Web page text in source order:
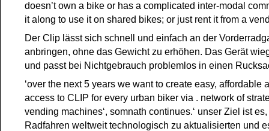
doesn’t own a bike or has a complicated inter-modal
it along to use it on shared bikes; or just rent it from a
Der Clip lässt sich schnell und einfach an der
anbringen, ohne das Gewicht zu erhöhen. Das Gerät
und passt bei Nichtgebrauch problemlos in einen
‘over the next 5 years we want to create easy, affordable
access to CLIP for every urban biker via . network of
vending machines‘, somnath continues.‘ unser Ziel ist
Radfahren weltweit technologisch zu aktualisierten und